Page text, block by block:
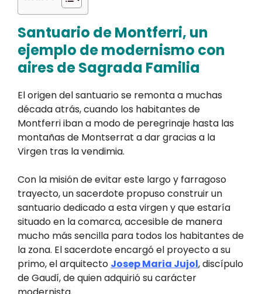
Santuario de Montferri, un
ejemplo de modernismo con
aires de Sagrada Familia
El origen del santuario se remonta a muchas
década atrás, cuando los habitantes de
Montferri iban a modo de peregrinaje hasta las
montañas de Montserrat a dar gracias a la
Virgen tras la vendimia.
Con la misión de evitar este largo y farragoso
trayecto, un sacerdote propuso construir un
santuario dedicado a esta virgen y que estaría
situado en la comarca, accesible de manera
mucho más sencilla para todos los habitantes de
la zona. El sacerdote encargó el proyecto a su
primo, el arquitecto Josep Maria Jujol, discípulo
de Gaudí, de quien adquirió su carácter